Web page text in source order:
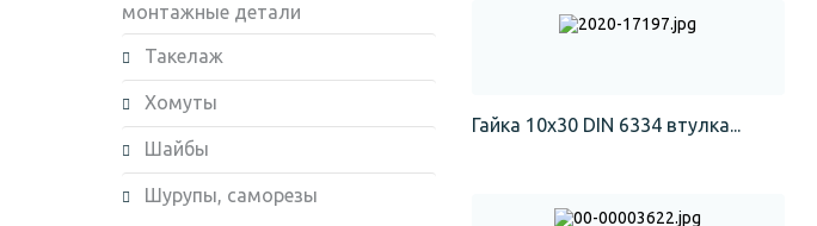
Гайка 10х30 DIN 6334 втулка...
монтажные детали
Такелаж
Хомуты
Шайбы
Шурупы, саморезы